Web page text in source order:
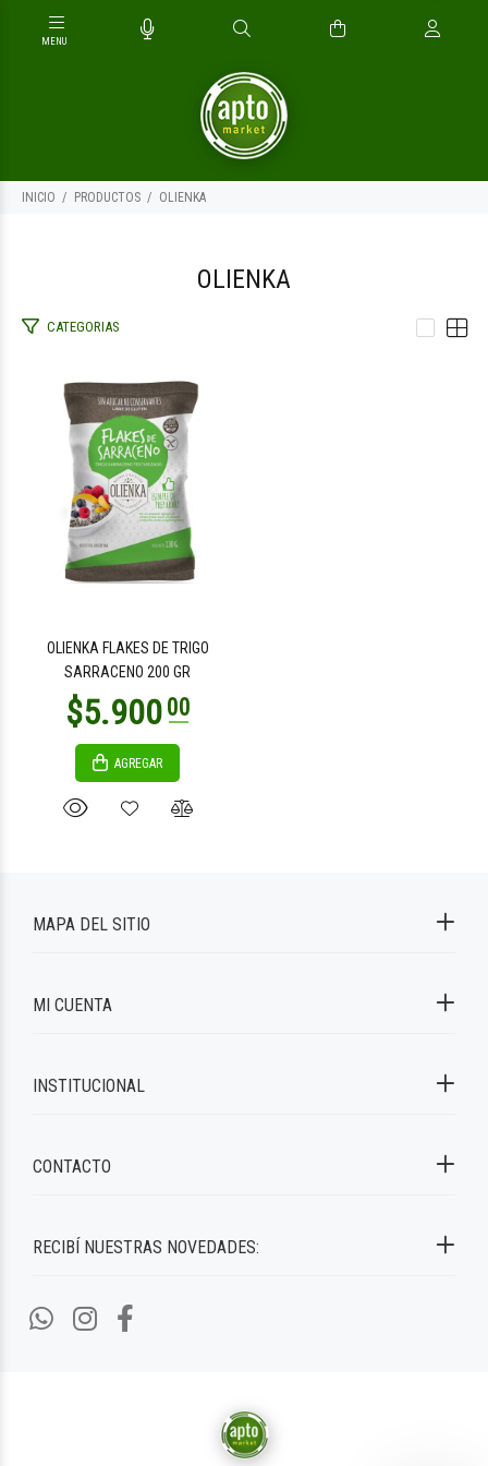
INICIO PRODUCTOS OLIENKA
OLIENKA
CATEGORIAS
OLIENKA FLAKES DE TRIGO
SARRACENO 200 GR
AGREGAR
RECIBÍ NUESTRAS NOVEDADES:
MAPA DEL SITIO
MI CUENTA
INSTITUCIONAL
CONTACTO